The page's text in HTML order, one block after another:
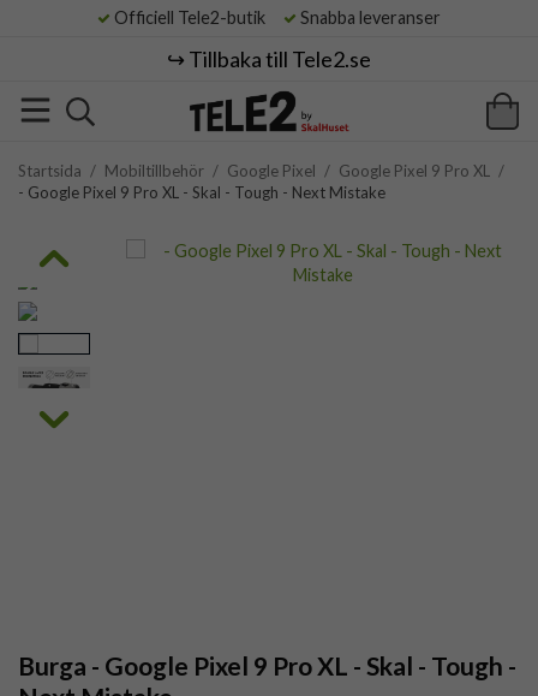
Officiell Tele2-butik Snabba leveranser
↪️ Tillbaka till Tele2.se
Startsida / Mobiltillbehör / Google Pixel / Google Pixel 9 Pro XL
/
- Google Pixel 9 Pro XL - Skal - Tough - Next Mistake
Burga - Google Pixel 9 Pro XL - Skal - Tough -